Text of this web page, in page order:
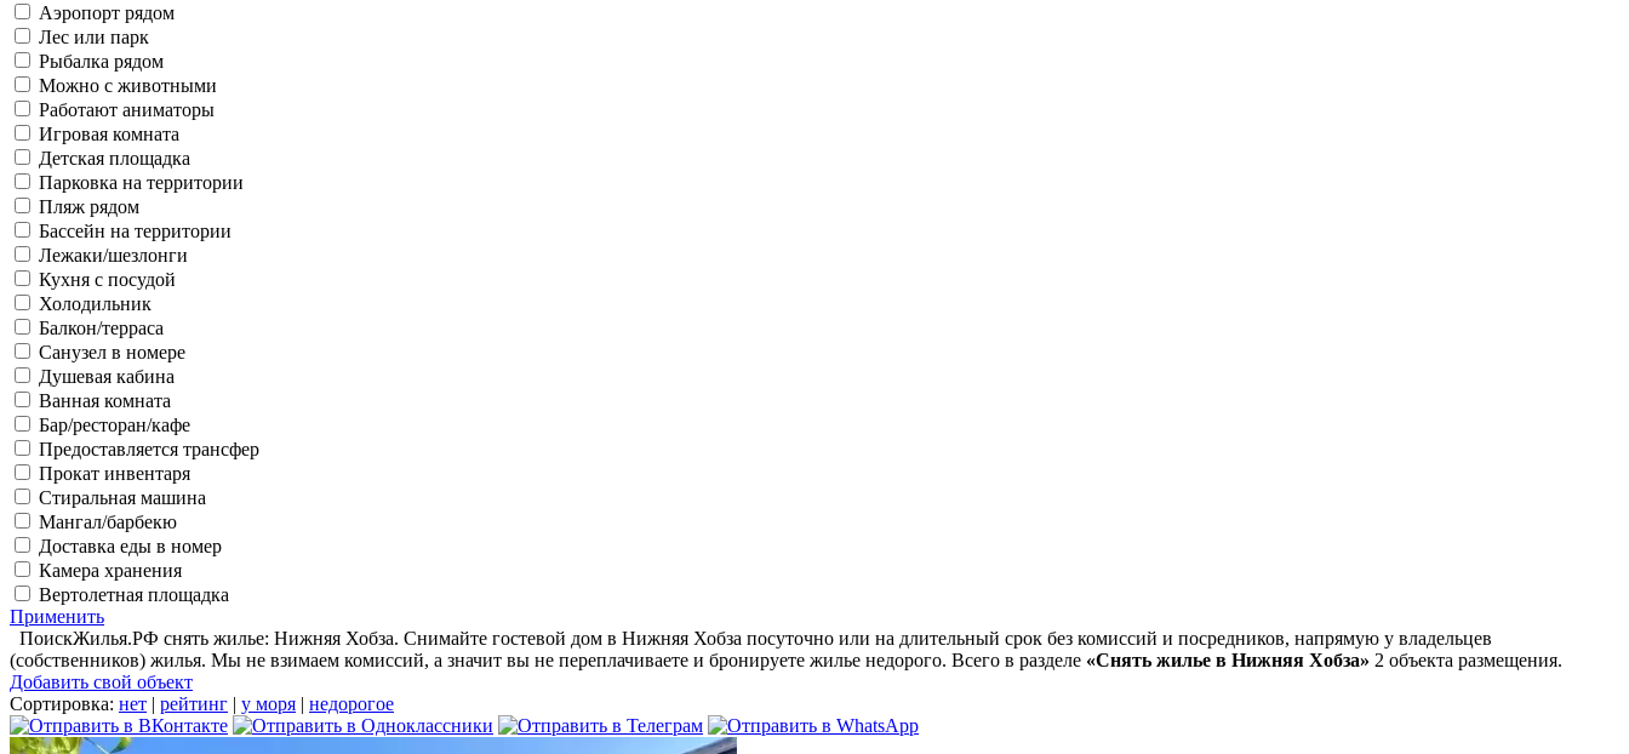
Аэропорт рядом
Лес или парк
Рыбалка рядом
Можно с животными
Работают аниматоры
Игровая комната
Детская площадка
Парковка на территории
Пляж рядом
Бассейн на территории
Лежаки/шезлонги
Кухня с посудой
Холодильник
Балкон/терраса
Санузел в номере
Душевая кабина
Ванная комната
Бар/ресторан/кафе
Предоставляется трансфер
Прокат инвентаря
Стиральная машина
Мангал/барбекю
Доставка еды в номер
Камера хранения
Вертолетная площадка
Применить
ПоискЖилья.РФ снять жилье: Нижняя Хобза. Снимайте гостевой дом в Нижняя Хобза посуточно или на длительный срок без комиссий и посредников, напрямую у владельцев
(собственников) жилья. Мы не взимаем комиссий, а значит вы не переплачиваете и бронируете жилье недорого. Всего в разделе «Снять жилье в Нижняя Хобза» 2 объекта размещения.
Добавить свой объект
Сортировка: нет | рейтинг | у моря | недорогое